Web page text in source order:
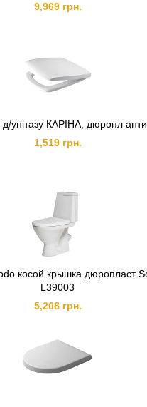
9,969 грн.
д/унітазу КАРІНА, дюропл
1,519 грн.
косой крышка дюропласт
L39003
5,208 грн.